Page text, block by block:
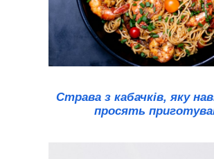
Страва з кабачків, яку
просять